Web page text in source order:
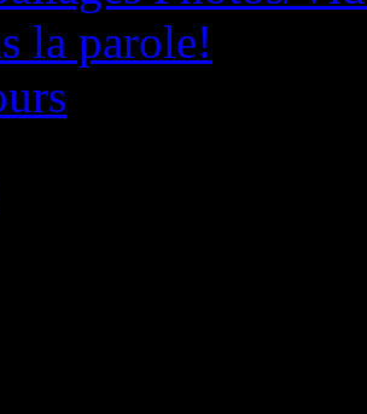
la parole!